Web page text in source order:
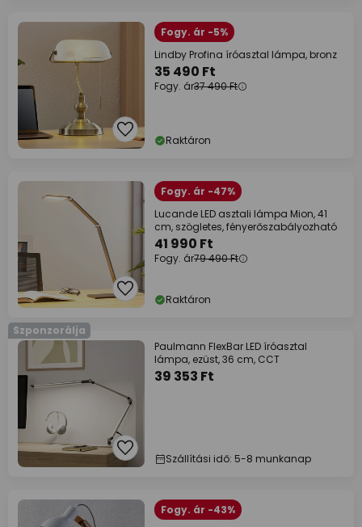
Fogy. ár -5%
Lindby Profina íróasztal lámpa, bronz
35 490 Ft
Fogy. ár37 490 Ft
Raktáron
Fogy. ár -47%
Lucande LED asztali lámpa Mion, 41
cm, szögletes, fényerőszabályozható
41 990 Ft
Fogy. ár79 490 Ft
Raktáron
Szponzorálja
Paulmann FlexBar LED íróasztal
lámpa, ezüst, 36 cm, CCT
39 353 Ft
Szállítási idő: 5-8 munkanap
Fogy. ár -43%